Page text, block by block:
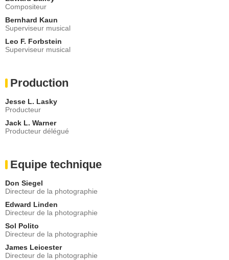
Compositeur
Bernhard Kaun
Superviseur musical
Leo F. Forbstein
Superviseur musical
Production
Jesse L. Lasky
Producteur
Jack L. Warner
Producteur délégué
Equipe technique
Don Siegel
Directeur de la photographie
Edward Linden
Directeur de la photographie
Sol Polito
Directeur de la photographie
James Leicester
Directeur de la photographie